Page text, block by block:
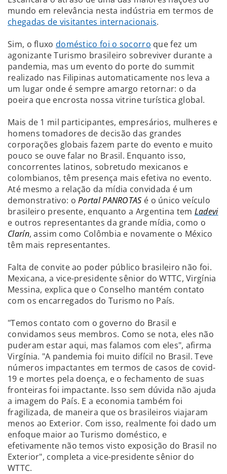
mundo em relevância nesta indústria em termos de
chegadas de visitantes internacionais.
Sim, o fluxo doméstico foi o socorro que fez um
agonizante Turismo brasileiro sobreviver durante a
pandemia, mas um evento do porte do summit
realizado nas Filipinas automaticamente nos leva a
um lugar onde é sempre amargo retornar: o da
poeira que encrosta nossa vitrine turística global.
Mais de 1 mil participantes, empresários, mulheres e
homens tomadores de decisão das grandes
corporações globais fazem parte do evento e muito
pouco se ouve falar no Brasil. Enquanto isso,
concorrentes latinos, sobretudo mexicanos e
colombianos, têm presença mais efetiva no evento.
Até mesmo a relação da mídia convidada é um
demonstrativo: oPortal PANROTAS é o único veículo
brasileiro presente, enquanto a Argentina tem Ladevi
e outros representantes da grande mídia, como o
Clarín, assim como Colômbia e novamente o México
têm mais representantes.
Falta de convite ao poder público brasileiro não foi.
Mexicana, a vice-presidente sênior do WTTC, Virgínia
Messina, explica que o Conselho mantém contato
com os encarregados do Turismo no País.
"Temos contato com o governo do Brasil e
convidamos seus membros. Como se nota, eles não
puderam estar aqui, mas falamos com eles", afirma
Virgínia. "A pandemia foi muito difícil no Brasil. Teve
números impactantes em termos de casos de covid-
19 e mortes pela doença, e o fechamento de suas
fronteiras foi impactante. Isso sem dúvida não ajuda
a imagem do País. E a economia também foi
fragilizada, de maneira que os brasileiros viajaram
menos ao Exterior. Com isso, realmente foi dado um
enfoque maior ao Turismo doméstico, e
efetivamente não temos visto exposição do Brasil no
Exterior", completa a vice-presidente sênior do
WTTC.